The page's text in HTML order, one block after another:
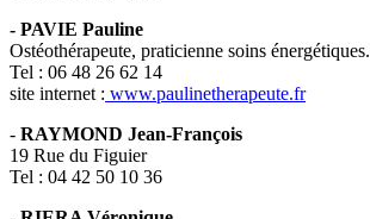
- PAVIE Pauline
Ostéothérapeute, praticienne soins énergétiques.
Tel : 06 48 26 62 14
site internet : www.paulinetherapeute.fr
- RAYMOND Jean-François
19 Rue du Figuier
Tel : 04 42 50 10 36